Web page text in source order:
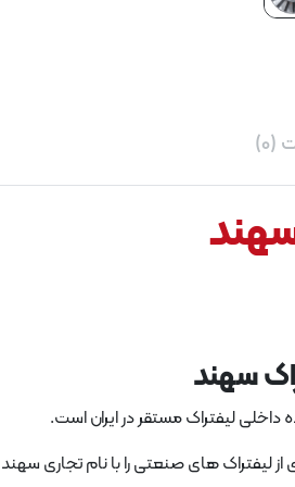
(0)
سهند
داخلی لیفتراک مستقر در ایران است.
لیفتراک های صنعتی را با نام تجاری